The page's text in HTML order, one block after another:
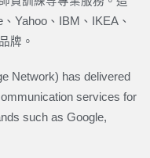
Yahoo、IBM、IKEA、
牌。
Network) has delivered
services for
such as Google,